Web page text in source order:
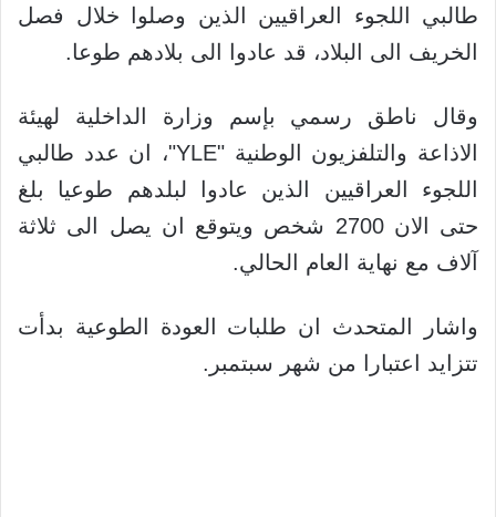
طالبي اللجوء العراقيين الذين وصلوا خلال فصل
الخريف الى البلاد، قد عادوا الى بلادهم طوعا.
وقال ناطق رسمي بإسم وزارة الداخلية لهيئة
الاذاعة والتلفزيون الوطنية "YLE"، ان عدد طالبي
اللجوء العراقيين الذين عادوا لبلدهم طوعيا بلغ
حتى الان 2700 شخص ويتوقع ان يصل الى ثلاثة
آلاف مع نهاية العام الحالي.
واشار المتحدث ان طلبات العودة الطوعية بدأت
تتزايد اعتبارا من شهر سبتمبر.